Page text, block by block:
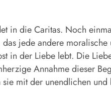
in die Caritas. Noch
jede andere
in der Liebe lebt. Die
Annahme dieser
mit der unendlichen